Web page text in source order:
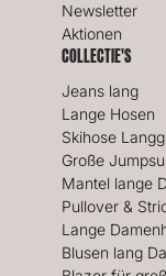
Newsletter
Aktionen
COLLECTIE'S
Jeans lang
Lange Hosen
Skihose
Große
Mantel lange
Pullover &
Lange
Blusen lang